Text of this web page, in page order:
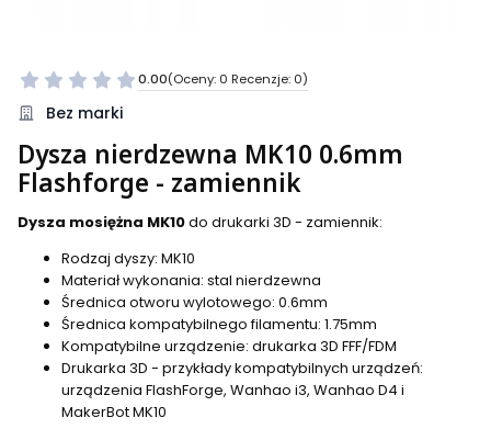
0.00(Oceny: 0 Recenzje: 0)
Bez marki
Dysza nierdzewna MK10 0.6mm
Flashforge - zamiennik
Dysza mosiężna MK10do drukarki 3D - zamiennik:
Rodzaj dyszy: MK10
Materiał wykonania: stal nierdzewna
Średnica otworu wylotowego: 0.6mm
Średnica kompatybilnego filamentu: 1.75mm
Kompatybilne urządzenie: drukarka 3D FFF/FDM
Drukarka 3D - przykłady kompatybilnych urządzeń:
urządzenia FlashForge, Wanhao i3, Wanhao D4 i
MakerBot MK10